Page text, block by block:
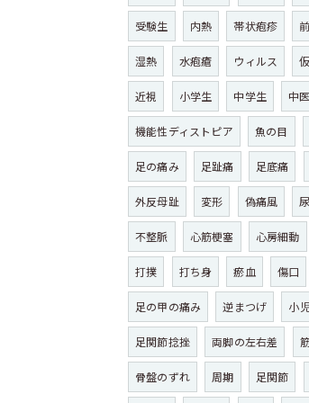
受験生 内熱 帯状疱疹
湿熱 水疱瘡 ウィルス
近視 小学生 中学生 中
機能性ディストピア 魚の目
足の痛み 足趾痛 足底痛
外反母趾 変形 偽痛風
不整脈 心筋梗塞 心房細動
打撲 打ち身 瘀血 傷口
足の甲の痛み 逆まつげ 小
足関節捻挫 両脚の左右差
骨盤のずれ 周期 足関節